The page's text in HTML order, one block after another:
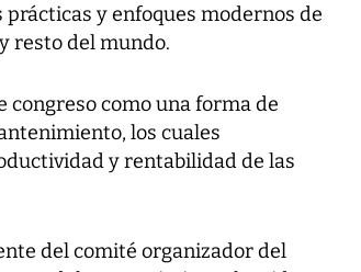
y enfoques modernos de
resto del mundo.
congreso como una forma de
los cuales
y rentabilidad de las
del comité organizador del